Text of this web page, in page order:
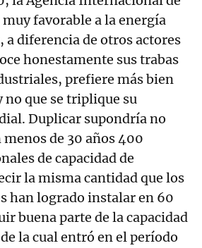
favorable a la energía
a diferencia de otros actores
honestamente sus trabas
prefiere más bien
no que se triplique su
Duplicar supondría no
de 30 años 400
de capacidad de
la misma cantidad que los
han logrado instalar en 60
buena parte de la capacidad
la cual entró en el período